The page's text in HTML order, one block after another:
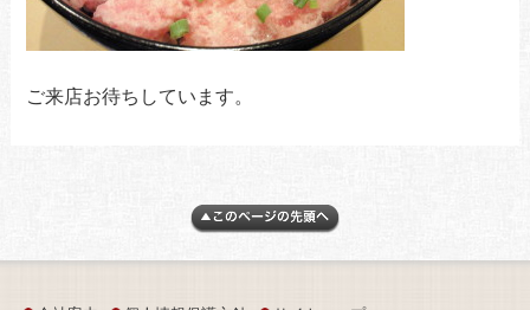
ご来店お待ちしています。